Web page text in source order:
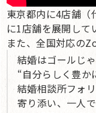
東京都内に4店舗（
に1店舗を展開して
また、全国対応の
結婚はゴールじゃ
“自分らしく豊か
結婚相談所フォ
寄り添い、一人